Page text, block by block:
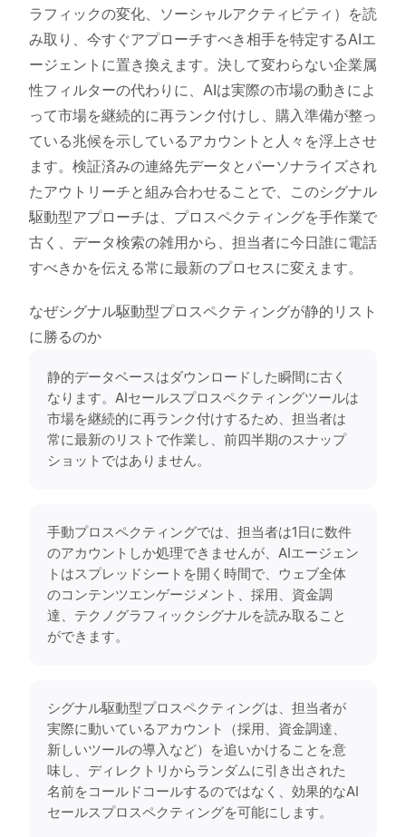
ラフィックの変化、ソーシャルアクティビティ）を読
み取り、今すぐアプローチすべき相手を特定するAIエ
ージェントに置き換えます。決して変わらない企業属
性フィルターの代わりに、AIは実際の市場の動きによ
って市場を継続的に再ランク付けし、購入準備が整っ
ている兆候を示しているアカウントと人々を浮上させ
ます。検証済みの連絡先データとパーソナライズされ
たアウトリーチと組み合わせることで、このシグナル
駆動型アプローチは、プロスペクティングを手作業で
古く、データ検索の雑用から、担当者に今日誰に電話
すべきかを伝える常に最新のプロセスに変えます。
なぜシグナル駆動型プロスペクティングが静的リスト
に勝るのか
静的データベースはダウンロードした瞬間に古く
なります。AIセールスプロスペクティングツールは
市場を継続的に再ランク付けするため、担当者は
常に最新のリストで作業し、前四半期のスナップ
ショットではありません。
手動プロスペクティングでは、担当者は1日に数件
のアカウントしか処理できませんが、AIエージェン
トはスプレッドシートを開く時間で、ウェブ全体
のコンテンツエンゲージメント、採用、資金調
達、テクノグラフィックシグナルを読み取ること
ができます。
シグナル駆動型プロスペクティングは、担当者が
実際に動いているアカウント（採用、資金調達、
新しいツールの導入など）を追いかけることを意
味し、ディレクトリからランダムに引き出された
名前をコールドコールするのではなく、効果的なAI
セールスプロスペクティングを可能にします。